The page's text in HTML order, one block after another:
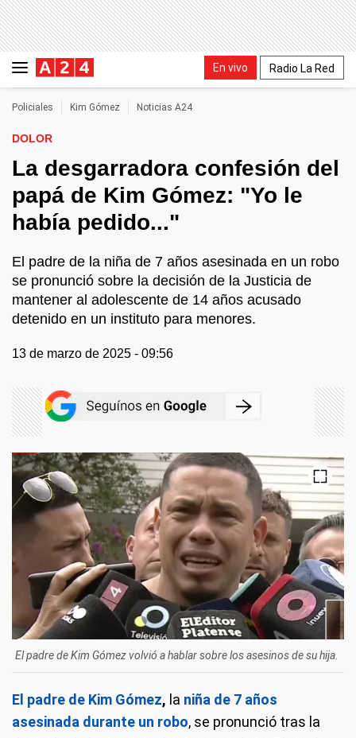
En vivo Radio La Red
Policiales Kim Gómez Noticias A24
DOLOR
La desgarradora confesión del
papá de Kim Gómez: "Yo le
había pedido..."
El padre de la niña de 7 años asesinada en un robo
se pronunció sobre la decisión de la Justicia de
mantener al adolescente de 14 años acusado
detenido en un instituto para menores.
13 de marzo de 2025 - 09:56
El padre de Kim Gómez volvió a hablar sobre los asesinos de su hija.
El padre de Kim Gómez, la niña de 7 años
asesinada durante un robo, se pronunció tras la